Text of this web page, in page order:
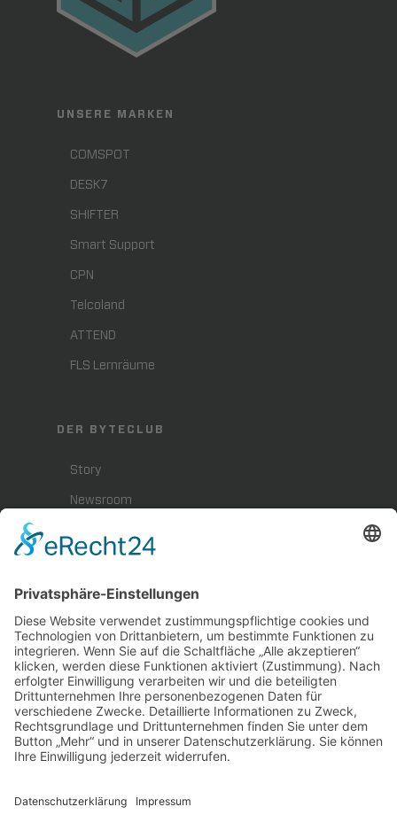
UNSERE MARKEN
COMSPOT
DESK7
SHIFTER
Smart Support
CPN
Telcoland
ATTEND
FLS Lernräume
DER BYTECLUB
Story
Newsroom
Karriere
BYTEBLOG
Downloads
Impressum
Datenschutz
Hinweisgeberschutz